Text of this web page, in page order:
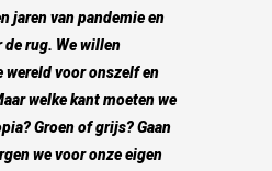
jaren van pandemie en
rug. We willen
wereld voor onszelf en
welke kant moeten we
Groen of grijs? Gaan
we voor onze eigen